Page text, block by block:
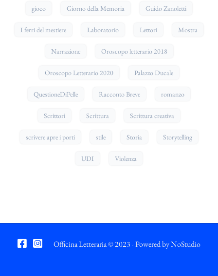
gioco Giorno della Memoria Guido Zanoletti
I ferri del mestiere Laboratorio Lettori Mostra
Narrazione Oroscopo letterario 2018
Oroscopo Letterario 2020 Palazzo Ducale
QuestioneDiPelle Racconto Breve romanzo
Scrittori Scrittura Scrittura creativa
scrivere apre i porti stile Storia Storytelling
UDI Violenza
Officina Letteraria © 2023 - Powered byNoStudio